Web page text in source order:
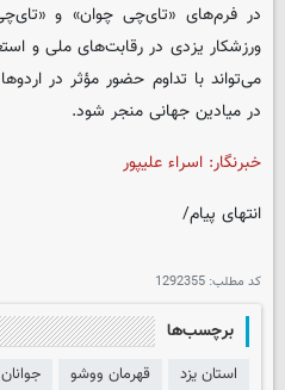
در فرم‌های «تای‌چی چوان» و
ورزشکار یزدی در رقابت‌های ملی و
می‌تواند با تداوم حضور مؤثر در
در میادین جهانی منجر شود.
خبرنگار: اسراء علیپور
انتهای پیام/
کد مطلب: 1292355
برچسب‌ها
استان یزد قهرمان ووشو